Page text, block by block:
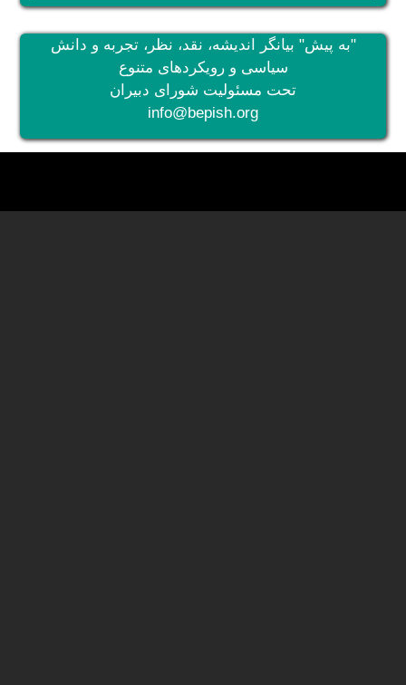
"به پیش" بیانگر اندیشه، نقد، نظر، تجربه و دانش
سیاسی و رویکردهای متنوع
تحت مسئولیت شورای دبیران
info@bepish.org